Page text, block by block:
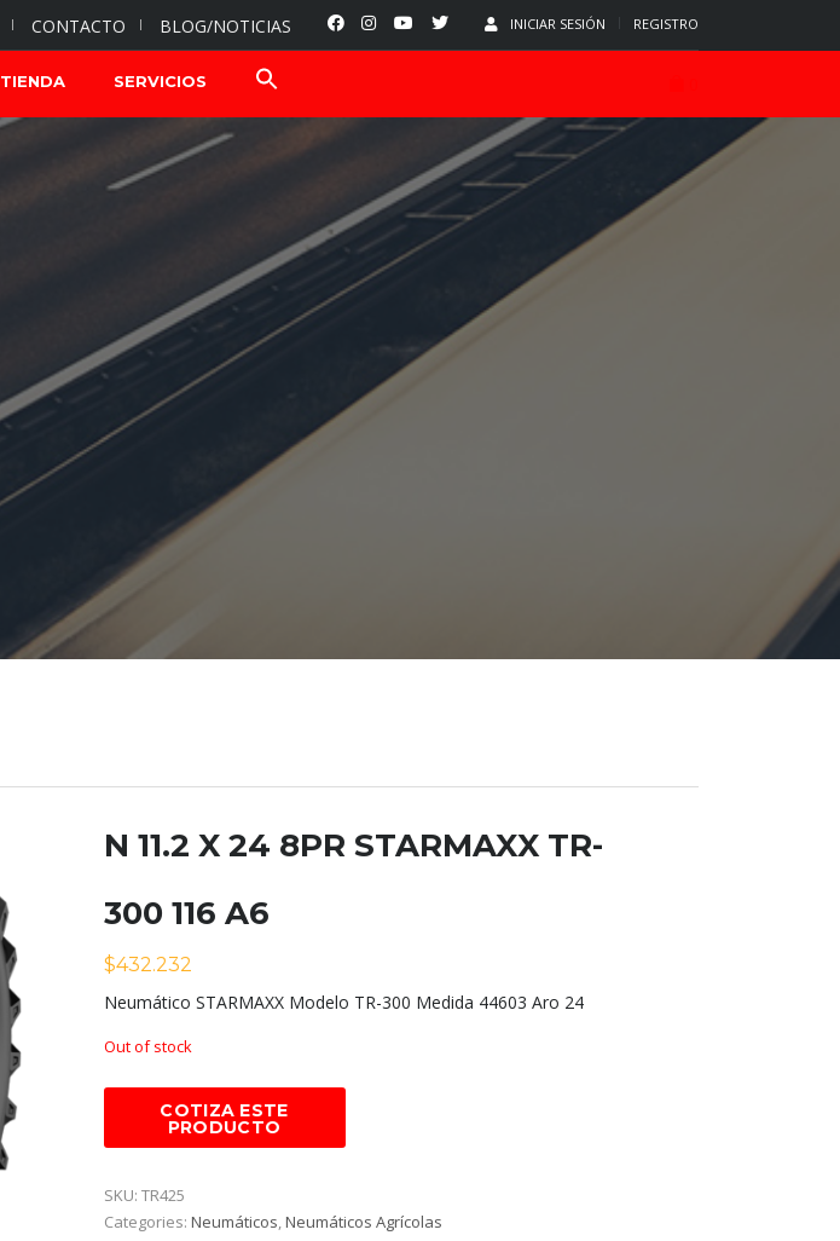
INICIAR SESIÓN REGISTRO
CONTACTO BLOG/NOTICIAS
TIENDA SERVICIOS
N 11.2 X 24 8PR STARMAXX TR-
300 116 A6
$432.232
Neumático STARMAXX Modelo TR-300 Medida 44603 Aro 24
Out of stock
SKU: TR425
Categories: Neumáticos,Neumáticos Agrícolas